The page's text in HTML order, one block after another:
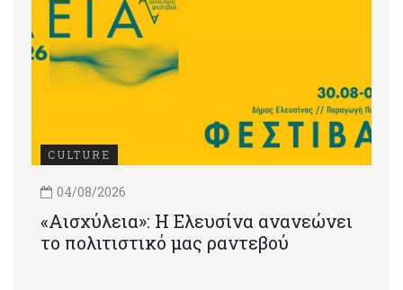
CULTURE
04/08/2026
«Αισχύλεια»: Η Ελευσίνα ανανεώνει
το πολιτιστικό μας ραντεβού